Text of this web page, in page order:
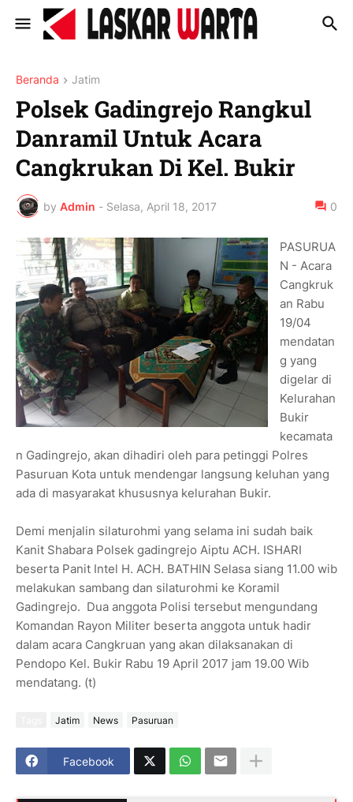
Beranda Jatim
Polsek Gadingrejo Rangkul
Danramil Untuk Acara
Cangkrukan Di Kel. Bukir
by Admin - Selasa, April 18, 2017 0
PASURUA
N - Acara
Cangkruk
an Rabu
19/04
mendatan
g yang
digelar di
Kelurahan
Bukir
kecamata
n Gadingrejo, akan dihadiri oleh para petinggi Polres
Pasuruan Kota untuk mendengar langsung keluhan yang
ada di masyarakat khususnya kelurahan Bukir.
Demi menjalin silaturohmi yang selama ini sudah baik
Kanit Shabara Polsek gadingrejo Aiptu ACH. ISHARI
beserta Panit Intel H. ACH. BATHIN Selasa siang 11.00 wib
melakukan sambang dan silaturohmi ke Koramil
Gadingrejo. Dua anggota Polisi tersebut mengundang
Komandan Rayon Militer beserta anggota untuk hadir
dalam acara Cangkruan yang akan dilaksanakan di
Pendopo Kel. Bukir Rabu 19 April 2017 jam 19.00 Wib
mendatang. (t)
Jatim News Pasuruan
Facebook